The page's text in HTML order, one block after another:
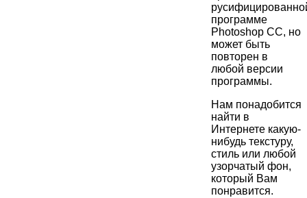
программе
Photoshop СС, но
может быть
повторен в
любой версии
программы.
Нам понадобится
найти в
Интернете какую-
нибудь текстуру,
стиль или любой
узорчатый фон,
который Вам
понравится.